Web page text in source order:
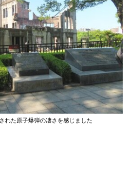
れた原子爆弾の凄さを感じました